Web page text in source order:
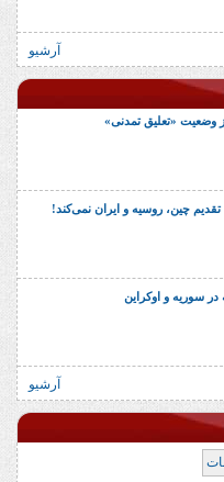
آرشیو
وضعیت «تعلیق تمدنی»
تقدیم چین، روسیه و ایران نمی‌کند!
در سوریه و اوکراین
آرشیو